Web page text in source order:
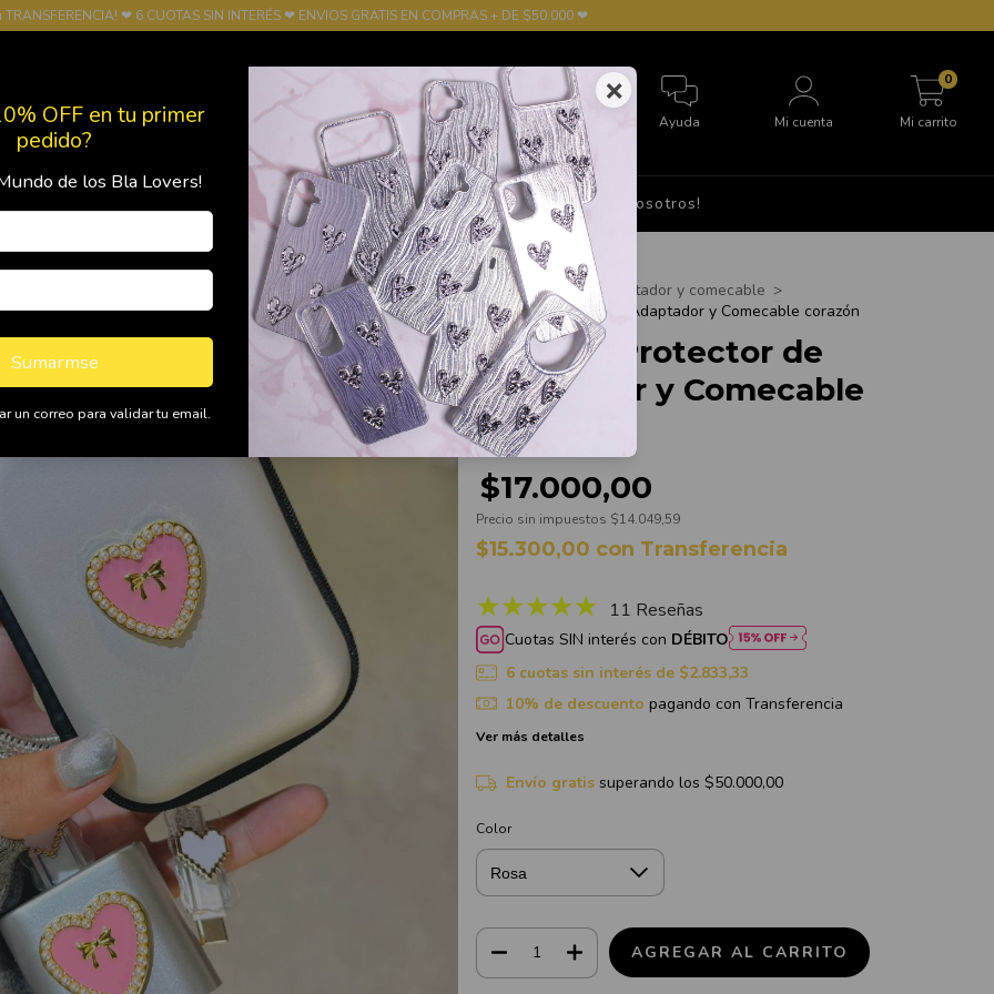
❤ 6 CUOTAS SIN INTERÉS ❤ ENVIOS GRATIS EN COMPRAS + DE $50.000 ❤
Ayuda Mi cuenta Mi carrito
0
Política de Devolución FRANQUICIAS Hablá con nosotros!
Inicio > Accesorios
Set de Protector Adaptador y comecable >
Estuche Protector de Adaptador y Comecable corazón
Estuche Protector de
Adaptador y Comecable
corazón
$17.000,00
Precio sin impuestos $14.049,59
$15.300,00 con Transferencia
11 Reseñas
Cuotas SIN interés con DÉBITO
6 cuotas sin interés de $2.833,33
10% de descuento pagando con Transferencia
Ver más detalles
Envío gratis superando los $50.000,00
Color
×
OFF en tu primer
pedido?
de los Bla Lovers!
Sumarmse
un correo para validar tu email.